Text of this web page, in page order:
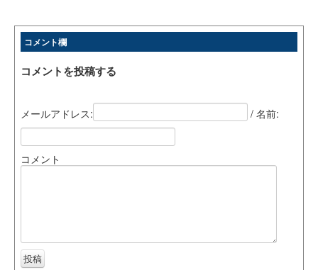
コメント欄
コメントを投稿する
メールアドレス: / 名前:
コメント